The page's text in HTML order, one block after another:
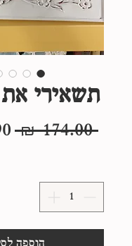
תשאירי
‏174.00 ‏₪